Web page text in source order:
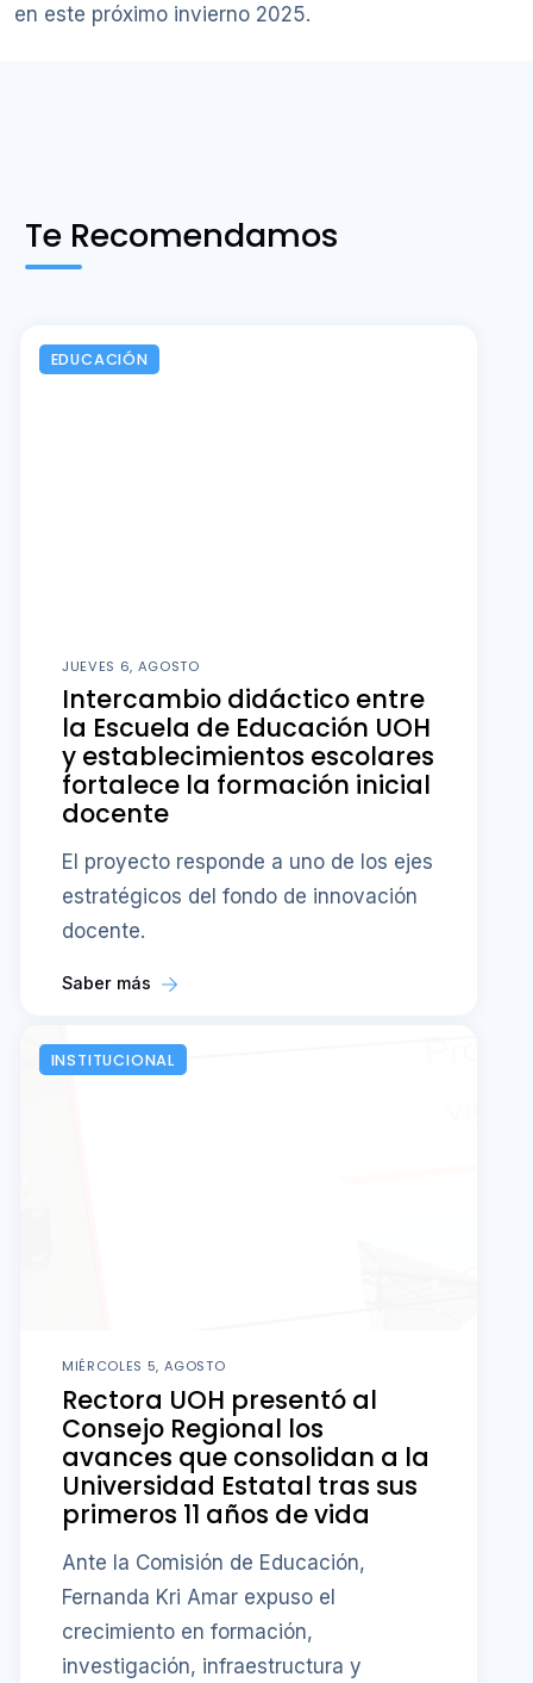
en este próximo invierno 2025.
Te Recomendamos
EDUCACIÓN
JUEVES 6, AGOSTO
Intercambio didáctico entre
la Escuela de Educación UOH
y establecimientos escolares
fortalece la formación inicial
docente
El proyecto responde a uno de los ejes
estratégicos del fondo de innovación
docente.
Saber más
INSTITUCIONAL
MIÉRCOLES 5, AGOSTO
Rectora UOH presentó al
Consejo Regional los
avances que consolidan a la
Universidad Estatal tras sus
primeros 11 años de vida
Ante la Comisión de Educación,
Fernanda Kri Amar expuso el
crecimiento en formación,
investigación, infraestructura y